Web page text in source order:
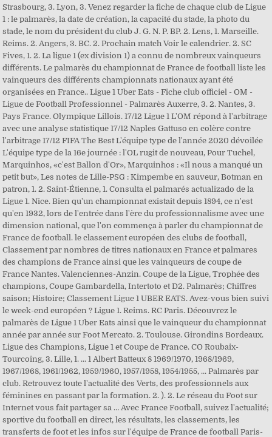
Strasbourg, 3. Lyon, 3. Venez regarder la fiche de chaque club de Ligue
1 : le palmarès, la date de création, la capacité du stade, la photo du
stade, le nom du président du club J. G. N. P. BP. 2. Lens, 1. Marseille.
Reims. 2. Angers, 3. BC. 2. Prochain match Voir le calendrier. 2. SC
Fives, 1. 2. La ligue 1 (ex division 1) a connu de nombreux vainqueurs
différents. Le palmarès du championnat de France de football liste les
vainqueurs des différents championnats nationaux ayant été
organisées en France.. Ligue 1 Uber Eats - Fiche club officiel - OM -
Ligue de Football Professionnel - Palmarès Auxerre, 3. 2. Nantes, 3.
Pays France. Olympique Lillois. 17/12 Ligue 1 L'OM répond à l'arbitrage
avec une analyse statistique 17/12 Naples Gattuso en colère contre
l'arbitrage 17/12 FIFA The Best L'équipe type de l'année 2020 dévoilée
L'équipe type de la 16e journée : l'OL rugit de nouveau, Pour Tuchel,
Marquinhos, «c'est Ballon d'Or», Marquinhos : «Il nous a manqué un
petit but», Les notes de Lille-PSG : Kimpembe en sauveur, Botman en
patron, 1. 2. Saint-Étienne, 1. Consulta el palmarés actualizado de la
Ligue 1. Nice. Bien qu'un championnat existait depuis 1894, ce n'est
qu'en 1932, lors de l'entrée dans l'ère du professionnalisme avec une
dimension national, que l'on commença à parler du championnat de
France de football. le classement européen des clubs de football,
Classement par nombres de titres nationaux en France et palmares
des champions de France ainsi que les vainqueurs de coupe de
France Nantes. Valenciennes-Anzin. Coupe de la Ligue, Trophée des
champions, Coupe Gambardella, Intertoto et D2. Palmarès; Chiffres
saison; Histoire; Classement Ligue 1 UBER EATS. Avez-vous bien suivi
le week-end européen ? Ligue 1. Reims. RC Paris. Découvrez le
palmarès de Ligue 1 Uber Eats ainsi que le vainqueur du championnat
année par année sur Foot Mercato. 2. Toulouse. Girondins Bordeaux.
Ligue des Champions, Ligue 1 et Coupe de France. CO Roubaix-
Tourcoing, 3. Lille, 1. ... 1 Albert Batteux 8 1969/1970, 1968/1969,
1967/1968, 1961/1962, 1959/1960, 1957/1958, 1954/1955, ... Palmarès par
club. Retrouvez toute l'actualité des Verts, des professionnels aux
féminines en passant par la formation. 2. ). 2. Le réseau du Foot sur
Internet vous fait partager sa … Avec France Football, suivez l'actualité;
sportive du football en direct, les résultats, les classements, les
transferts de foot et les infos sur l'équipe de France de football Paris-